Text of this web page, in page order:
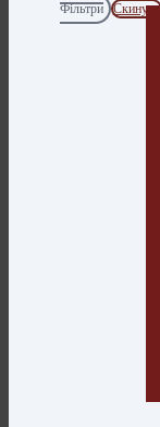
Фільтри
Скинути